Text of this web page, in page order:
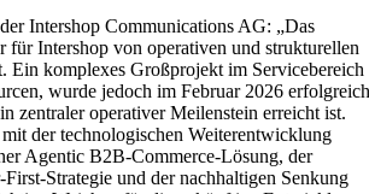
Intershop Communications AG: „Das
für Intershop von operativen und strukturellen
Ein komplexes Großprojekt im Servicebereich
wurde jedoch im Februar 2026
zentraler operativer Meilenstein erreicht ist.
der technologischen Weiterentwicklung
Agentic B2B-Commerce-Lösung, der
Strategie und der nachhaltigen Senkung